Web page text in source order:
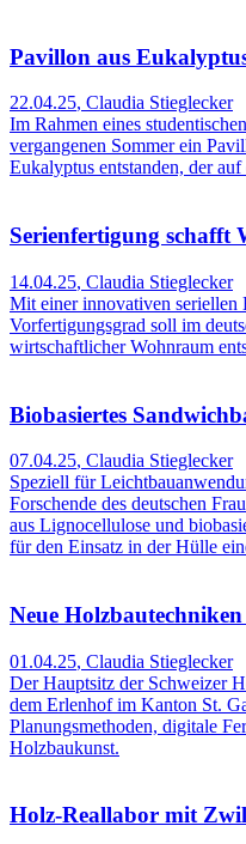
Pavillon aus
22.04.25, Claudia Stieglecker
Im Rahmen eines
vergangenen Sommer ein
Eukalyptus entstanden, der
Serienfertigung schafft
14.04.25, Claudia Stieglecker
Mit einer innovativen seriellen
Vorfertigungsgrad soll im
wirtschaftlicher Wohnraum
Biobasiertes
07.04.25, Claudia Stieglecker
Speziell für
Forschende des deutschen
aus Lignocellulose und
für den Einsatz in der Hülle
Neue
01.04.25, Claudia Stieglecker
Der Hauptsitz der Schweizer
dem Erlenhof im Kanton St.
Planungsmethoden, digitale
Holzbaukunst.
Holz-Reallabor mit